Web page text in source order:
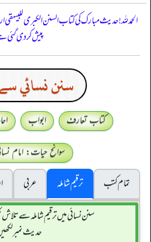
الحمدللہ! حدیث مبارک کی کتاب السنن الكبرى
پیش کر دی
سنن نسائي
کتاب تعارف ابواب
سوانح حیات: امام
تمام کتب
ترقیم شاملہ عربی
سنن نسائی میں ترقیم شاملہ سے تلاش
حدیث نمبر